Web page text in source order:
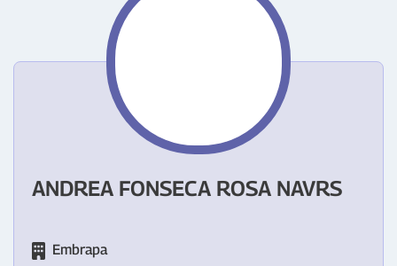
ANDREA FONSECA ROSA NAVRS
Embrapa